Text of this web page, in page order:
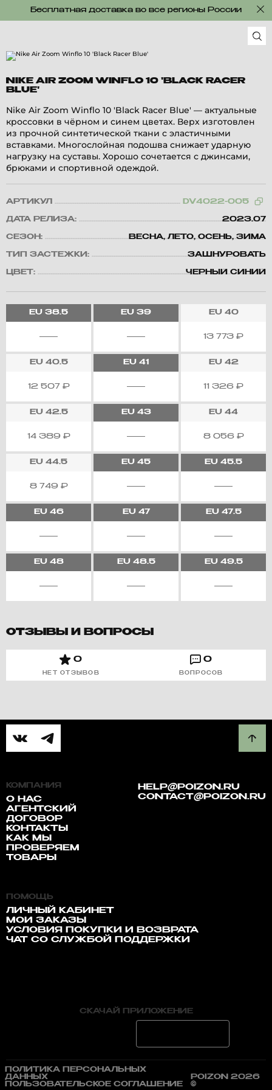
Бесплатная доставка во все регионы России
NIKE AIR ZOOM WINFLO 10 'BLACK RACER
BLUE'
Nike Air Zoom Winflo 10 'Black Racer Blue' — актуальные
кроссовки в чёрном и синем цветах. Верх изготовлен
из прочной синтетической ткани с эластичными
вставками. Многослойная подошва снижает ударную
нагрузку на суставы. Хорошо сочетается с джинсами,
брюками и спортивной одеждой.
АРТИКУЛ DV4022-005
ДАТА РЕЛИЗА: 2023.07
СЕЗОН: ВЕСНА, ЛЕТО, ОСЕНЬ, ЗИМА
ТИП ЗАСТЕЖКИ: ЗАШНУРОВАТЬ
ЦВЕТ: ЧЕРНЫЙ СИНИЙ
EU 38.5 EU 39 EU40
13 773 ₽
EU40.5
12 507 ₽
EU 41 EU42
11 326 ₽
EU42.5
14 389 ₽
EU43 EU 44
8 056 ₽
EU 44.5
8 749 ₽
EU 45 EU 45.5
EU46 EU47 EU47.5
EU48 EU48.5 EU49.5
ОТЗЫВЫ И ВОПРОСЫ
0
НЕТ ОТЗЫВОВ
0
ВОПРОСОВ
КОМПАНИЯ
О НАС
АГЕНТСКИЙ
ДОГОВОР
КОНТАКТЫ
КАК МЫ
ПРОВЕРЯЕМ
ТОВАРЫ
HELP@POIZON.RU
CONTACT@POIZON.RU
ПОМОЩЬ
ЛИЧНЫЙ КАБИНЕТ
МОИ ЗАКАЗЫ
УСЛОВИЯ ПОКУПКИ И ВОЗВРАТА
ЧАТ СО СЛУЖБОЙ ПОДДЕРЖКИ
СКАЧАЙ ПРИЛОЖЕНИЕ
ПОЛИТИКА ПЕРСОНАЛЬНЫХ
ДАННЫХ
ПОЛЬЗОВАТЕЛЬСКОЕ СОГЛАШЕНИЕ
POIZON 2026
©